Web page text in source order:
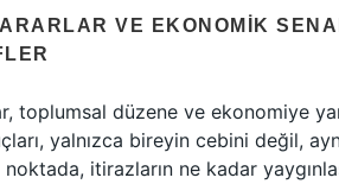
VE EKONOMIK
toplumsal düzene ve ekonomiye
yalnızca bireyin cebini değil,
itirazların ne kadar